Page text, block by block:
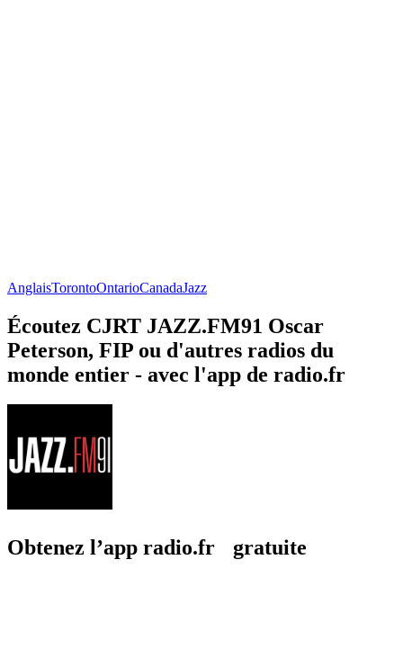
AnglaisTorontoOntarioCanadaJazz
Écoutez CJRT JAZZ.FM91 Oscar
Peterson, FIP ou d'autres radios du
monde entier - avec l'app de radio.fr
Obtenez l’app radio.fr gratuite